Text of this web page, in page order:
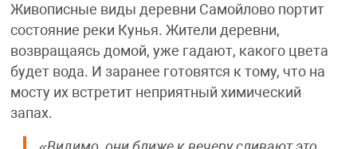
Живописные виды деревни Самойлово портит
состояние реки Кунья. Жители деревни,
возвращаясь домой, уже гадают, какого цвета
будет вода. И заранее готовятся к тому, что на
мосту их встретит неприятный химический
запах.